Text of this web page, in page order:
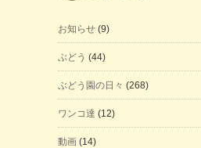
お知らせ (9)
ぶどう (44)
ぶどう園の日々 (268)
ワンコ達 (12)
動画 (14)